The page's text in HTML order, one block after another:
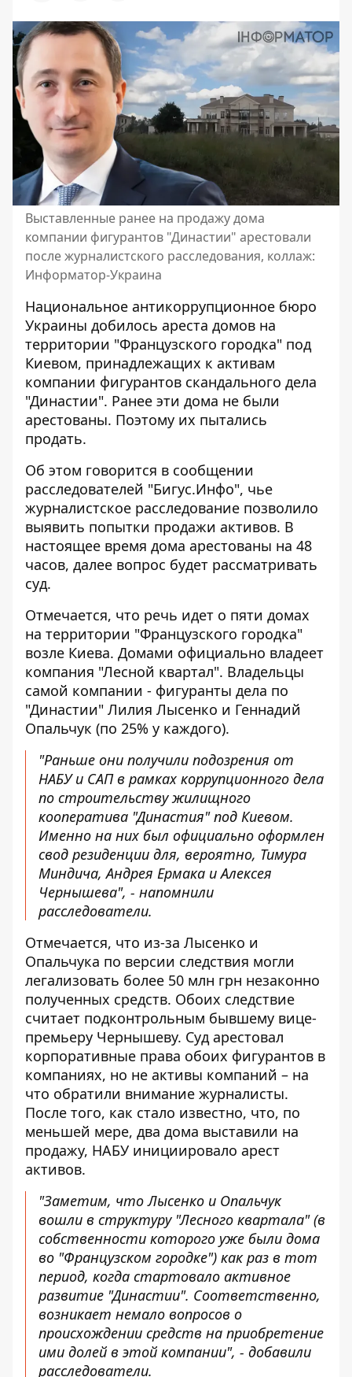
Выставленные ранее на продажу дома
компании фигурантов "Династии" арестовали
после журналистского расследования, коллаж:
Информатор-Украина
Национальное антикоррупционное бюро
Украины добилось ареста домов на
территории "Французского городка" под
Киевом, принадлежащих к активам
компании фигурантов скандального дела
"Династии". Ранее эти дома не были
арестованы. Поэтому их пытались
продать.
Об этом говорится в сообщении
расследователей "Бигус.Инфо", чье
журналистское расследование позволило
выявить попытки продажи активов. В
настоящее время дома арестованы на 48
часов, далее вопрос будет рассматривать
суд.
Отмечается, что речь идет о пяти домах
на территории "Французского городка"
возле Киева. Домами официально владеет
компания "Лесной квартал". Владельцы
самой компании - фигуранты дела по
"Династии" Лилия Лысенко и Геннадий
Опальчук (по 25% у каждого).
"Раньше они получили подозрения от
НАБУ и САП в рамках коррупционного дела
по строительству жилищного
кооператива "Династия" под Киевом.
Именно на них был официально оформлен
свод резиденции для, вероятно, Тимура
Миндича, Андрея Ермака и Алексея
Чернышева", - напомнили
расследователи.
Отмечается, что из-за Лысенко и
Опальчука по версии следствия могли
легализовать более 50 млн грн незаконно
полученных средств. Обоих следствие
считает подконтрольным бывшему вице-
премьеру Чернышеву. Суд арестовал
корпоративные права обоих фигурантов в
компаниях, но не активы компаний – на
что обратили внимание журналисты.
После того, как стало известно, что, по
меньшей мере, два дома выставили на
продажу, НАБУ инициировало арест
активов.
"Заметим, что Лысенко и Опальчук
вошли в структуру "Лесного квартала" (в
собственности которого уже были дома
во "Французском городке") как раз в тот
период, когда стартовало активное
развитие "Династии". Соответственно,
возникает немало вопросов о
происхождении средств на приобретение
ими долей в этой компании", - добавили
расследователи.